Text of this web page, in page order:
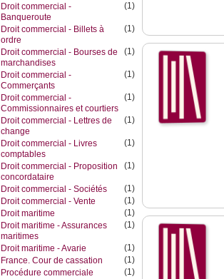
Droit commercial -
Banqueroute
(1)
Droit commercial - Billets à
ordre
(1)
Droit commercial - Bourses de
marchandises
(1)
Droit commercial -
Commerçants
(1)
Droit commercial -
Commissionnaires et courtiers
(1)
Droit commercial - Lettres de
change
(1)
Droit commercial - Livres
comptables
(1)
Droit commercial - Proposition
concordataire
(1)
Droit commercial - Sociétés
(1)
Droit commercial - Vente
(1)
Droit maritime
(1)
Droit maritime - Assurances
maritimes
(1)
Droit maritime - Avarie
(1)
France. Cour de cassation
(1)
Procédure commerciale
(1)